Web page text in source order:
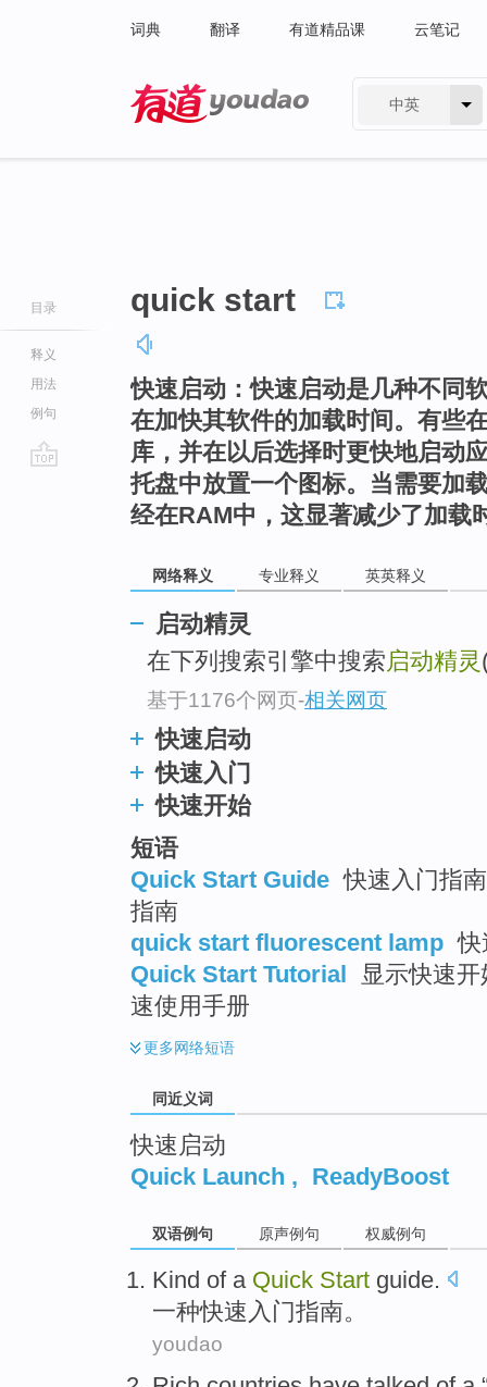
词典 翻译 有道精品课 云笔记
中英
目录
释义
用法
例句
quick start
快速启动：快速启动是几种不同
在加快其软件的加载时间。有些
库，并在以后选择时更快地启动
托盘中放置一个图标。当需要加
经在RAM中，这显著减少了加载
网络释义 专业释义 英英释义
启动精灵
在下列搜索引擎中搜索启动精灵
基于1176个网页-相关网页
快速启动
快速入门
快速开始
短语
Quick Start Guide 快速入门指
指南
quick start fluorescent lamp 快
Quick Start Tutorial
显示快速
速使用手册
更多网络短语
同近义词
快速启动
Quick Launch , ReadyBoost
双语例句 原声例句 权威例句
Kind of a Quick Start guide.
一种快速 入门指南。
youdao